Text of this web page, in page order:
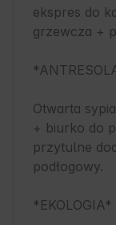
ekspres do
grzewcza +
Otwarta
+ biurko do
przytulne
podłogowy.
*EKOLOGIA*